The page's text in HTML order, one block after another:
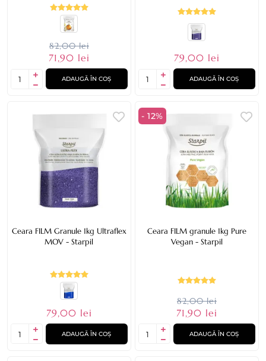
82,00 lei
71,90 lei
ADAUGĂ ÎN COȘ
79,00 lei
ADAUGĂ ÎN COȘ
Ceara FILM Granule 1kg Ultraflex
MOV - Starpil
79,00 lei
ADAUGĂ ÎN COȘ
- 12%
Ceara FILM granule 1kg Pure
Vegan - Starpil
82,00 lei
71,90 lei
ADAUGĂ ÎN COȘ